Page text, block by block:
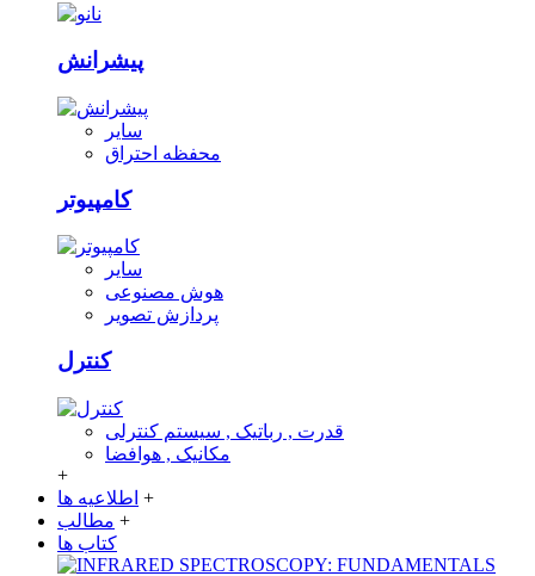
پیشرانش
سایر
محفظه احتراق
کامپیوتر
سایر
هوش مصنوعی
پردازش تصویر
کنترل
قدرت , رباتیک , سیستم کنترلی
مکانیک , هوافضا
+
اطلاعیه ها +
مطالب +
کتاب ها